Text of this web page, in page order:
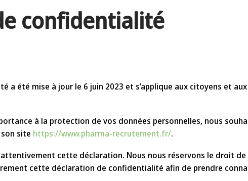
confidentialité
été mise à jour le 6 juin 2023 et s’applique aux citoyens et
à la protection de vos données personnelles, nous
site https://www.pharma-recrutement.fr/.
cette déclaration. Nous nous réservons le droit
cette déclaration de confidentialité afin de prendre